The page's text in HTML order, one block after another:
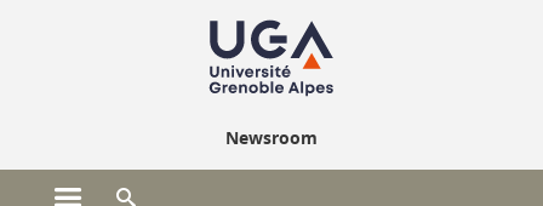
Newsroom
Ouvrir le menu principal